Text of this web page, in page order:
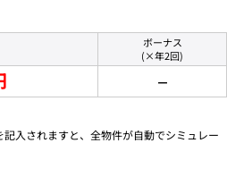
ボーナス
(×年2回)
－
記入されますと、全物件が自動でシミュレー